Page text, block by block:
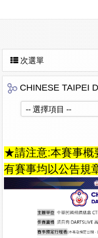
次選單
CHINESE TAIPEI
★請注意:本賽事概
有賽事均以公告規